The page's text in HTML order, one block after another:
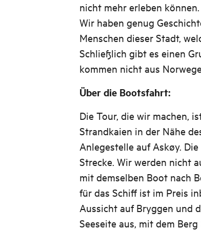
nicht mehr erleben
Wir haben genug
Menschen dieser Stadt,
Schließlich gibt es einen
kommen nicht aus
Über die Bootsfahrt:
Die Tour, die wir machen,
Strandkaien in der Nähe
Anlegestelle auf Askøy.
Strecke. Wir werden nicht
mit demselben Boot nach
für das Schiff ist im Preis
Aussicht auf Bryggen und
Seeseite aus, mit dem